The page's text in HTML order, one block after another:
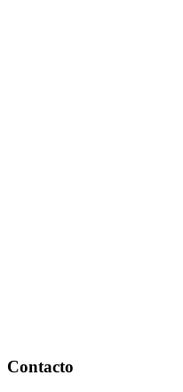
Footer
Contacto